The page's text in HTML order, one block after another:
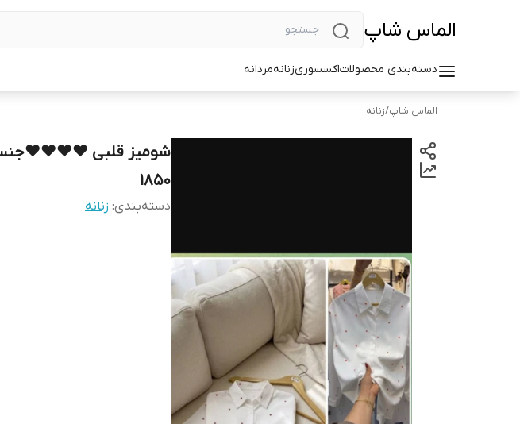
الماس شاپ
دسته‌بندی محصولاتاکسسوریزنانهمردانه
الماس شاپ/زنانه
شومیز قلبی
1850
دسته‌بندی: زنانه